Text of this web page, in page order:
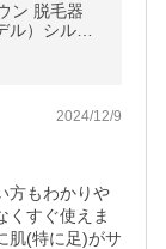
ン 脱毛器
ル）シルク
イト&amp;
2024/12/9
方もわかりや
くすぐ使えま
肌(特に足)がサ